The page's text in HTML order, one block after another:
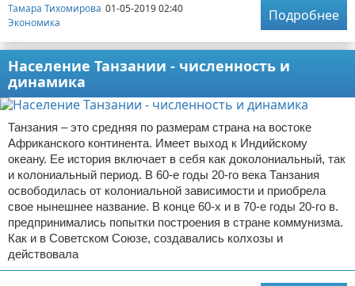
Тамара Тихомирова 01-05-2019 02:40
Экономика
Подробнее
Население Танзании - численность и
динамика
Танзания – это средняя по размерам страна на востоке
Африканского континента. Имеет выход к Индийскому
океану. Ее история включает в себя как доколониальный, так
и колониальный период. В 60-е годы 20-го века Танзания
освободилась от колониальной зависимости и приобрела
свое нынешнее название. В конце 60-х и в 70-е годы 20-го в.
предпринимались попытки построения в стране коммунизма.
Как и в Советском Союзе, создавались колхозы и
действовала